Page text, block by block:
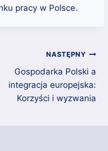
pracy w Polsce.
NASTĘPNY
Gospodarka Polski a
integracja europejska:
Korzyści i wyzwania